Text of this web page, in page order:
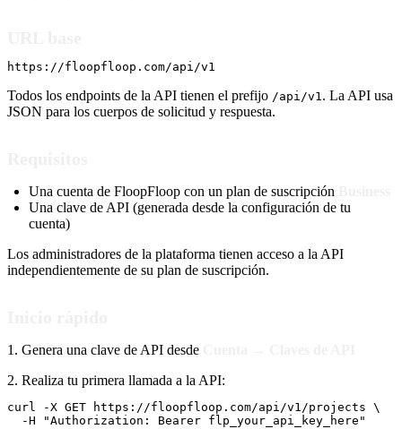
https://floopfloop.com/api/v1
Todos los endpoints de la API tienen el prefijo /api/v1. La API usa
JSON para los cuerpos de solicitud y respuesta.
Una cuenta de FloopFloop con un plan de suscripción
Una clave de API (generada desde la configuración de tu
cuenta)
Los administradores de la plataforma tienen acceso a la API
independientemente de su plan de suscripción.
1. Genera una clave de API desde
2. Realiza tu primera llamada a la API:
curl -X GET https://floopfloop.com/api/v1/projects \
  -H "Authorization: Bearer flp_your_api_key_here"